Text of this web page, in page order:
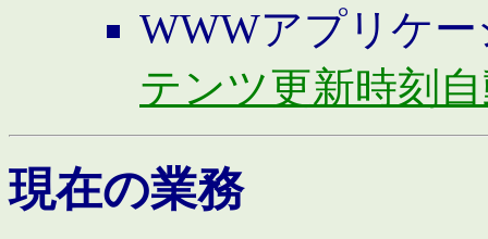
WWWアプリケ
テンツ更新時刻
現在の業務